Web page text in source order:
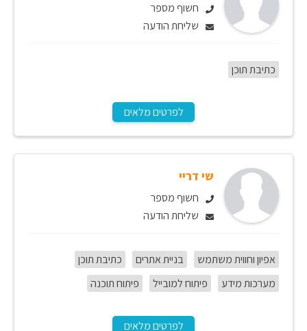
חשוף מספר
שליחת הודעה
כתיבת תוכן
לפרטים מלאים
שי דריי
חשוף מספר
שליחת הודעה
אפיון וחווית משתמש בניית אתרים
כתיבת תוכן
מערכות מידע
פיתוח למובייל פיתוח תוכנה
לפרטים מלאים